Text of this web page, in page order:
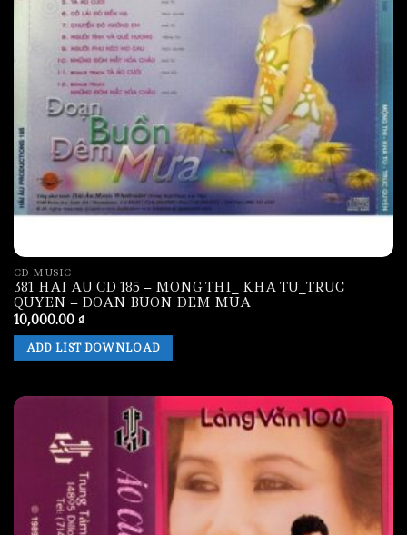
CD MUSIC
381 HAI AU CD 185 – MONG THI_ KHA TU_TRUC
QUYEN – DOAN BUON DEM MUA
10,000.00 ₫
ADD LIST DOWNLOAD